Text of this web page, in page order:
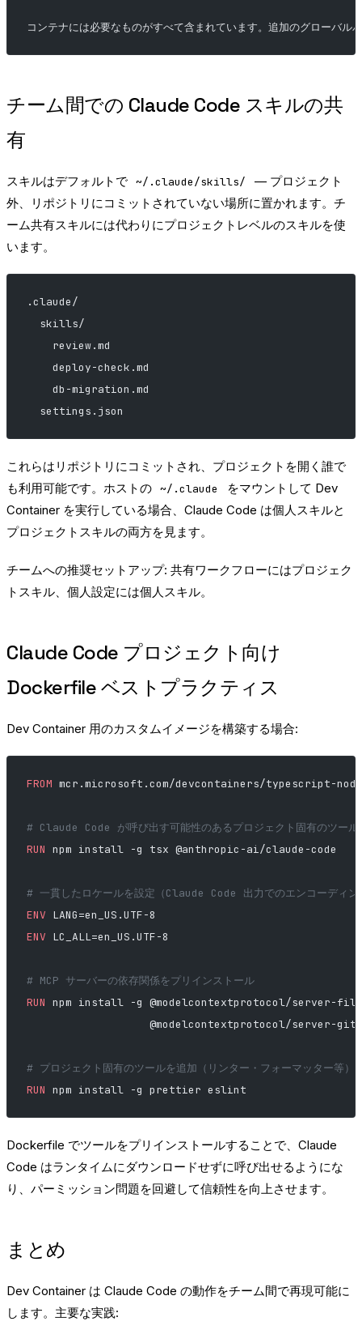
コンテナには必要なものがすべて含まれています。追加のグロー
チーム間での Claude Code スキルの共
有
スキルはデフォルトで ~/.claude/skills/
— プロジェクト
外、リポジトリにコミットされていない場所に置かれます。チ
ーム共有スキルには代わりにプロジェクトレベルのスキルを使
います。
.claude/
  skills/
    review.md
    deploy-check.md
    db-migration.md
  settings.json
これらはリポジトリにコミットされ、プロジェクトを開く誰で
も利用可能です。ホストの
~/.claude
をマウントして Dev
Container を実行している場合、Claude Code は個人スキルと
プロジェクトスキルの両方を見ます。
チームへの推奨セットアップ: 共有ワークフローにはプロジェク
トスキル、個人設定には個人スキル。
Claude Code プロジェクト向け
Dockerfile ベストプラクティス
Dev Container 用のカスタムイメージを構築する場合:
FROM mcr.microsoft.com/devcontainers/typescript-
# Claude Code が呼び出す可能性のあるプロジェクト固有のツール
RUN npm install -g tsx @anthropic-ai/claude-code
# 一貫したロケールを設定（Claude Code 出力でのエンコーディン
ENV LANG=en_US.UTF-8
ENV LC_ALL=en_US.UTF-8
# MCP サーバーの依存関係をプリインストール
RUN npm install -g @modelcontextprotocol/server-
@modelcontextprotocol/server-
# プロジェクト固有のツールを追加（リンター・フォーマッター等）
RUN npm install -g prettier eslint
Dockerfile でツールをプリインストールすることで、Claude
Code はランタイムにダウンロードせずに呼び出せるようにな
り、パーミッション問題を回避して信頼性を向上させます。
まとめ
Dev Container は Claude Code の動作をチーム間で再現可能に
します。主要な実践: